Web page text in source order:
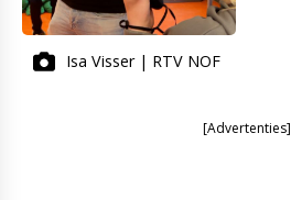
Isa Visser | RTV NOF
[Advertenties]